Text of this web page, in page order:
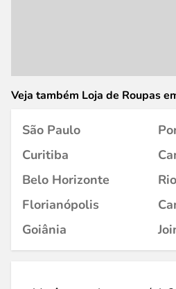
Veja também Loja de Roupas
São Paulo
Curitiba
Belo Horizonte
Florianópolis
Goiânia